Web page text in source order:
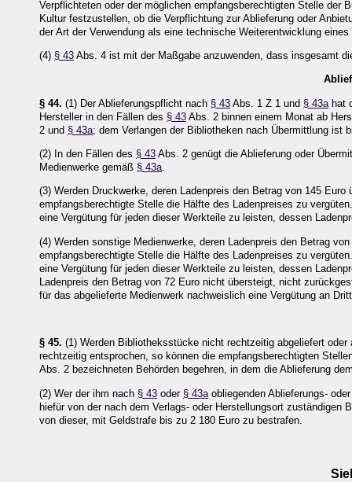
Verpflichteten oder der möglichen empfangsberechtigten Stelle der
Kultur festzustellen, ob die Verpflichtung zur Ablieferung oder
der Art der Verwendung als eine technische Weiterentwicklung
(4) § 43 Abs. 4 ist mit der Maßgabe anzuwenden, dass insgesamt
§ 44. (1) Der Ablieferungspflicht nach § 43 Abs. 1 Z 1 und § 43a hat
Hersteller in den Fällen des § 43 Abs. 2 binnen einem Monat ab
2 und § 43a; dem Verlangen der Bibliotheken nach Übermittlung ist
(2) In den Fällen des § 43 Abs. 2 genügt die Ablieferung oder
Medienwerke gemäß § 43a
(3) Werden Druckwerke, deren Ladenpreis den Betrag von 145
empfangsberechtigte Stelle die Hälfte des Ladenpreises zu
eine Vergütung für jeden dieser Werkteile zu leisten, dessen
(4) Werden sonstige Medienwerke, deren Ladenpreis den Betrag
empfangsberechtigte Stelle die Hälfte des Ladenpreises zu
eine Vergütung für jeden dieser Werkteile zu leisten, dessen
Ladenpreis den Betrag von 72 Euro nicht übersteigt, nicht
für das abgelieferte Medienwerk nachweislich eine Vergütung an
§ 45. (1) Werden Bibliotheksstücke nicht rechtzeitig abgeliefert
rechtzeitig entsprochen, so können die empfangsberechtigten
Abs. 2 bezeichneten Behörden begehren, in dem die Ablieferung
(2) Wer der ihm nach § 43 oder § 43a obliegenden Ablieferungs-
hiefür von der nach dem Verlags- oder Herstellungsort zuständigen
von dieser, mit Geldstrafe bis zu 2 180 Euro zu bestrafen.